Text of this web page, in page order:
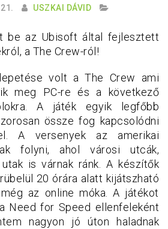
USZKAI DÁVID
be az Ubisoft által fejlesztett
a The Crew-ról!
volt a The Crew ami
meg PC-re és a következő
A játék egyik legfőbb
össze fog kapcsolódni
A versenyek az amerikai
folyni, ahol városi utcák,
is várnak ránk. A készítők
20 órára alatt kijátszható
az online móka. A játékot
Need for Speed ellenfeleként
nagyon jó úton haladnak